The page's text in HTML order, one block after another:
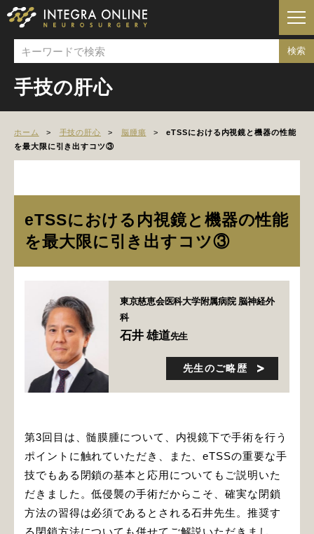
手技の肝心
ホーム 手技の肝心 脳腫瘍
eTSSにおける内視鏡と機器の性能
を最大限に引き出すコツ③
eTSSにおける内視鏡と機器の性能
を最大限に引き出すコツ③
東京慈恵会医科大学附属病院 脳神経外
科
石井 雄道先生
先生のご略歴
第3回目は、髄膜腫について、内視鏡下で手術を行う
ポイントに触れていただき、また、eTSSの重要な手
技でもある閉鎖の基本と応用についてもご説明いた
だきました。低侵襲の手術だからこそ、確実な閉鎖
方法の習得は必須であるとされる石井先生。推奨す
る閉鎖方法についても併せてご解説いただきまし